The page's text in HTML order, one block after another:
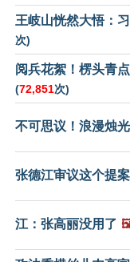
王岐山恍然大悟：
次)
阅兵花絮！楞头青
(72,851次)
不可思议！浪漫烛
张德江审议这个提
江：张高丽没用了